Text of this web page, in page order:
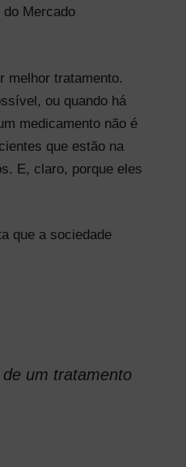
Mercado
melhor tratamento.
ou quando há
medicamento não é
que estão na
E, claro, porque eles
que a sociedade
um tratamento